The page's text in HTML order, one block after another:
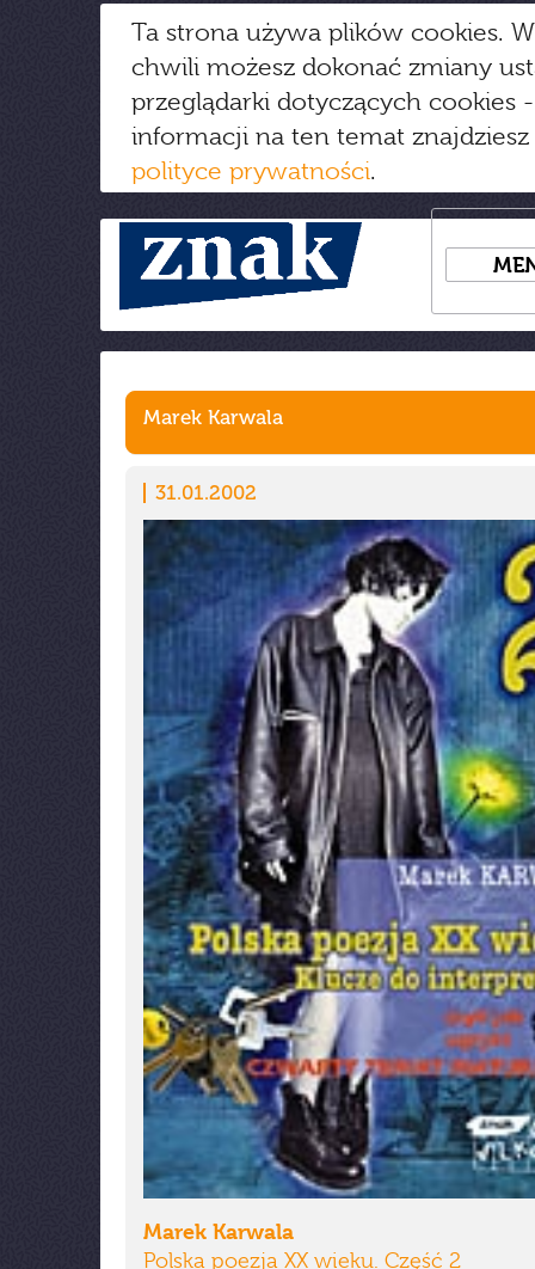
Ta strona używa plików cookies.
chwili możesz dokonać zmiany
przeglądarki dotyczących cookies
informacji na ten temat
polityce prywatności.
Marek Karwala
31.01.2002
Marek Karwala
Polska poezja XX wieku. Część 2